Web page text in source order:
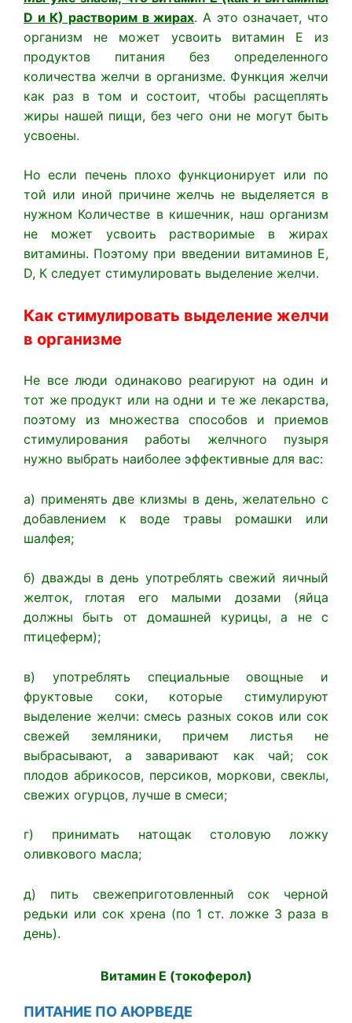
D и К) растворим в жирах. А это означает, что
организм не может усвоить витамин Е из
продуктов питания без определенного
количества желчи в организме. Функция желчи
как раз в том и состоит, чтобы расщеплять
жиры нашей пищи, без чего они не могут быть
усвоены.
Но если печень плохо функционирует или по
той или иной причине желчь не выделяется в
нужном Количестве в кишечник, наш организм
не может усвоить растворимые в жирах
витамины. Поэтому при введении витаминов Е,
D, К следует стимулировать выделение желчи.
Как стимулировать выделение желчи
в организме
Не все люди одинаково реагируют на один и
тот же продукт или на одни и те же лекарства,
поэтому из множества способов и приемов
стимулирования работы желчного пузыря
нужно выбрать наиболее эффективные для вас:
а) применять две клизмы в день, желательно с
добавлением к воде травы ромашки или
шалфея;
б) дважды в день употреблять свежий яичный
желток, глотая его малыми дозами (яйца
должны быть от домашней курицы, а не с
птицеферм);
в) употреблять специальные овощные и
фруктовые соки, которые стимулируют
выделение желчи: смесь разных соков или сок
свежей земляники, причем листья не
выбрасывают, а заваривают как чай; сок
плодов абрикосов, персиков, моркови, свеклы,
свежих огурцов, лучше в смеси;
г) принимать натощак столовую ложку
оливкового масла;
д) пить свежеприготовленный сок черной
редьки или сок хрена (по 1 ст. ложке 3 раза в
день).
Витамин Е (токоферол)
ПИТАНИЕ ПО АЮРВЕДЕ